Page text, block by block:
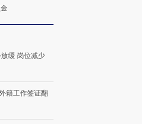
缓 岗位减少
籍工作签证翻